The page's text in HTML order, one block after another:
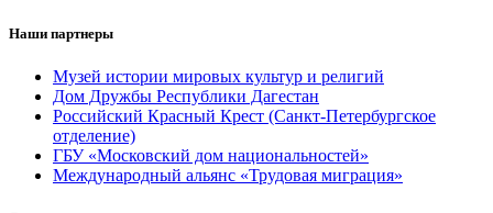
Наши партнеры
Музей истории мировых культур и религий
Дом Дружбы Республики Дагестан
Российский Красный Крест (Санкт-Петербургское
отделение)
ГБУ «Московский дом национальностей»
Международный альянс «Трудовая миграция»